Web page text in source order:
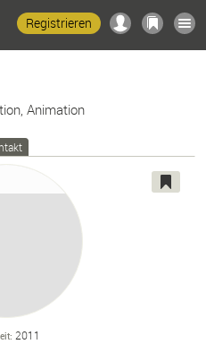
Registrieren
Animation
2011